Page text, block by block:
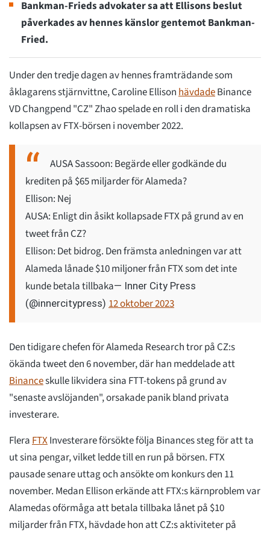
Bankman-Frieds advokater sa att Ellisons beslut
påverkades av hennes känslor gentemot Bankman-
Fried.
Under den tredje dagen av hennes framträdande som
åklagarens stjärnvittne, Caroline EllisonhävdadeBinance
VD Changpend "CZ" Zhao spelade en roll i den dramatiska
kollapsen av FTX-börsen i november 2022.
AUSA Sassoon: Begärde eller godkände du
krediten på $65 miljarder för Alameda?
Ellison: Nej
AUSA: Enligt din åsikt kollapsade FTX på grund av en
tweet från CZ?
Ellison: Det bidrog. Den främsta anledningen var att
Alameda lånade $10 miljoner från FTX som det inte
kunde betala tillbaka— Inner City Press
(@innercitypress) 12 oktober 2023
Den tidigare chefen för Alameda Research tror på CZ:s
ökända tweet den 6 november, där han meddelade att
Binanceskulle likvidera sina FTT-tokens på grund av
"senaste avslöjanden", orsakade panik bland privata
investerare.
FleraFTXInvesterare försökte följa Binances steg för att ta
ut sina pengar, vilket ledde till en run på börsen. FTX
pausade senare uttag och ansökte om konkurs den 11
november. Medan Ellison erkände att FTX:s kärnproblem var
Alamedas oförmåga att betala tillbaka lånet på $10
miljarder från FTX, hävdade hon att CZ:s aktiviteter på